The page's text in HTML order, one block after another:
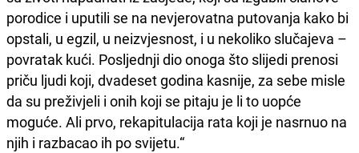
porodice i uputili se na nevjerovatna putovanja kako bi
opstali, u egzil, u neizvjesnost, i u nekoliko slučajeva –
povratak kući. Posljednji dio onoga što slijedi prenosi
priču ljudi koji, dvadeset godina kasnije, za sebe misle
da su preživjeli i onih koji se pitaju je li to uopće
moguće. Ali prvo, rekapitulacija rata koji je nasrnuo na
njih i razbacao ih po svijetu.“